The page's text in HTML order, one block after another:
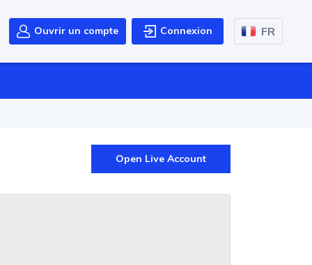
Ouvrir un compte Connexion FR
Open Live Account